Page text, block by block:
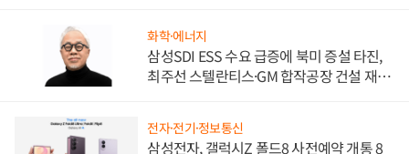
화학·에너지
삼성SDI ESS 수요 급증에 북미 증설 타진,
최주선 스텔란티스·GM 합작공장 건설 재추
전자·전기·정보통신
삼성전자, 갤럭시Z 폴드8 사전예약 개통 8